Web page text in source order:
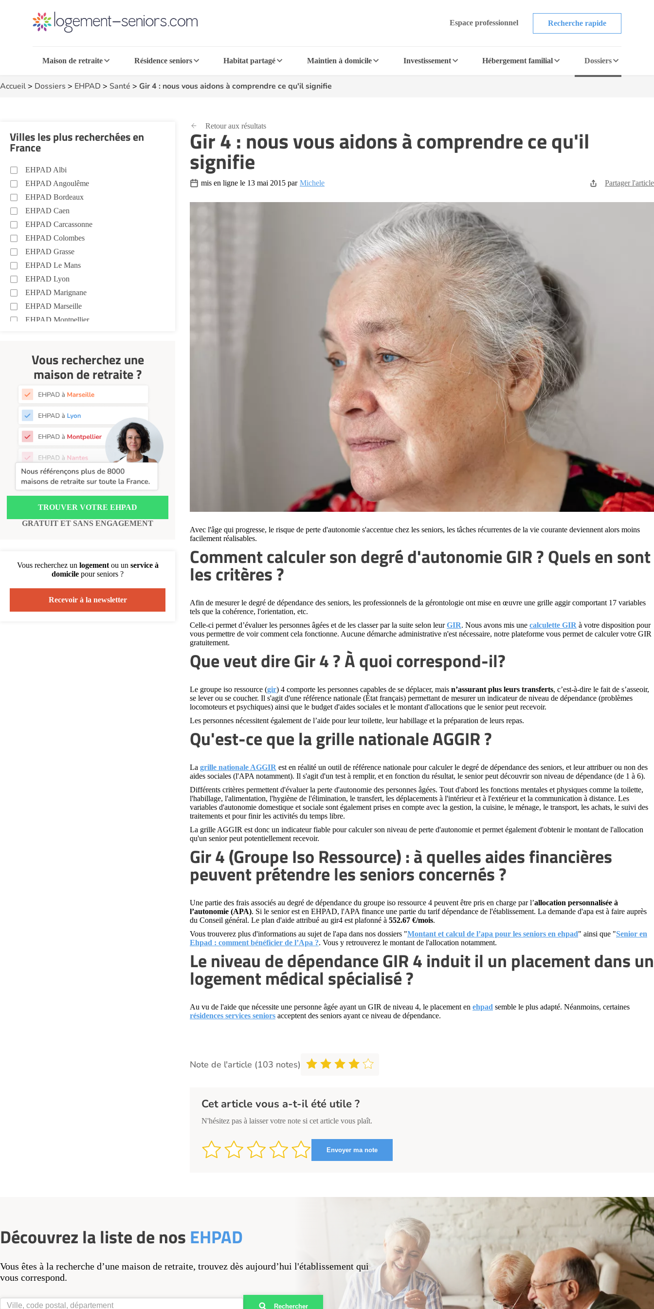
Espace professionnel Recherche rapide
Maison de retraite Résidence seniors Habitat partagé Maintien à domicile Investissement Hébergement familial Dossiers
Accueil> Dossiers > EHPAD > Santé > Gir 4 : nous vous aidons à comprendre ce qu'il signifie
Villes les plus recherchées en
France
EHPAD Albi
EHPAD Angoulême
EHPAD Bordeaux
EHPAD Caen
EHPAD Carcassonne
EHPAD Colombes
EHPAD Grasse
EHPAD Le Mans
EHPAD Lyon
EHPAD Marignane
EHPAD Marseille
EHPAD Montpellier
EHPAD Paris
EHPAD Royan
EHPAD Saint-Etienne
EHPAD Toulouse
EHPAD Tours
EHPAD Troyes
Recherche par ville
Vous recherchez une
maison de retraite ?
TROUVER VOTRE EHPAD
GRATUIT ET SANS ENGAGEMENT
Vous recherchez un logementou un service à
domicile pour seniors ?
Recevoir à la newsletter
Retour aux résultats
Gir 4 : nous vous aidons à comprendre ce qu'il
signifie
mis en ligne le 13 mai 2015 par Michele Partager l'article
Avec l'âge qui progresse, le risque de perte d'autonomie s'accentue chez les seniors, les tâches récurrentes de la vie courante deviennent alors moins
facilement réalisables.
Comment calculer son degré d'autonomie GIR ? Quels en sont
les critères ?
Afin de mesurer le degré de dépendance des seniors, les professionnels de la gérontologie ont mise en œuvre une grille aggir comportant 17 variables
tels que la cohérence, l'orientation, etc.
Celle-ci permet d’évaluer les personnes âgées et de les classer par la suite selon leurGIR. Nous avons mis une calculette GIR à votre disposition pour
vous permettre de voir comment cela fonctionne. Aucune démarche administrative n'est nécessaire, notre plateforme vous permet de calculer votre GIR
gratuitement.
Que veut dire Gir 4 ? À quoi correspond-il?
Le groupe iso ressource (gir) 4 comporte les personnes capables de se déplacer, mais n’assurant plus leurs transferts, c’est-à-dire le fait de s’asseoir,
se lever ou se coucher. Il s'agit d'une référence nationale (État français) permettant de mesurer un indicateur de niveau de dépendance (problèmes
locomoteurs et psychiques) ainsi que le budget d'aides sociales et le montant d'allocations que le senior peut recevoir.
Les personnes nécessitent également de l’aide pour leur toilette, leur habillage et la préparation de leurs repas.
Qu'est-ce que la grille nationale AGGIR ?
La grille nationale AGGIR est en réalité un outil de référence nationale pour calculer le degré de dépendance des seniors, et leur attribuer ou non des
aides sociales (l'APA notamment). Il s'agit d'un test à remplir, et en fonction du résultat, le senior peut découvrir son niveau de dépendance (de 1 à 6).
Différents critères permettent d'évaluer la perte d'autonomie des personnes âgées. Tout d'abord les fonctions mentales et physiques comme la toilette,
l'habillage, l'alimentation, l'hygiène de l'élimination, le transfert, les déplacements à l'intérieur et à l'extérieur et la communication à distance. Les
variables d'autonomie domestique et sociale sont également prises en compte avec la gestion, la cuisine, le ménage, le transport, les achats, le suivi des
traitements et pour finir les activités du temps libre.
La grille AGGIR est donc un indicateur fiable pour calculer son niveau de perte d'autonomie et permet également d'obtenir le montant de l'allocation
qu'un senior peut potentiellement recevoir.
Gir 4 (Groupe Iso Ressource) : à quelles aides financières
peuvent prétendre les seniors concernés ?
Une partie des frais associés au degré de dépendance du groupe iso ressource 4 peuvent être pris en charge par l’allocation personnalisée à
l’autonomie (APA). Si le senior est en EHPAD, l'APA finance une partie du tarif dépendance de l'établissement. La demande d'apa est à faire auprès
du Conseil général. Le plan d'aide attribué au gir4 est plafonné à 552.67 €/mois.
Vous trouverez plus d'informations au sujet de l'apa dans nos dossiers "Montant et calcul de l’apa pour les seniors en ehpad" ainsi que "Senior en
Ehpad : comment bénéficier de l’Apa ?. Vous y retrouverez le montant de l'allocation notamment.
Le niveau de dépendance GIR 4 induit il un placement dans un
logement médical spécialisé ?
Au vu de l'aide que nécessite une personne âgée ayant un GIR de niveau 4, le placement en ehpad semble le plus adapté. Néanmoins, certaines
résidences services seniors acceptent des seniors ayant ce niveau de dépendance.
Note de l'article (103 notes)
Cet article vous a-t-il été utile ?
N'hésitez pas à laisser votre note si cet article vous plaît.
Découvrez la liste de nos EHPAD
Vous êtes à la recherche d’une maison de retraite, trouvez dès aujourd’hui l'établissement qui
vous correspond.
Rechercher